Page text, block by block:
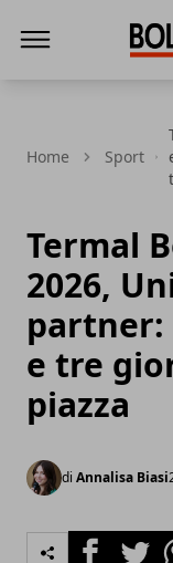
Home Sport
Termal
2026,
partner:
e tre
piazza
di Annalisa Biasi
FacebookTwitter